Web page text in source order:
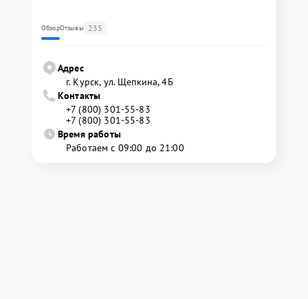
ОбзорОтзывы 235
Адрес
г. Курск, ул. Щепкина, 4Б
Контакты
+7 (800) 301-55-83
+7 (800) 301-55-83
Время работы
Работаем с 09:00 до 21:00